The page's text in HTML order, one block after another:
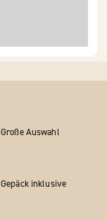
Große Auswahl
Gepäck inklusive